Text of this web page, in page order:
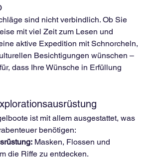
sind nicht verbindlich. Ob Sie
mit viel Zeit zum Lesen und
aktive Expedition mit Schnorcheln,
Besichtigungen wünschen –
dass Ihre Wünsche in Erfüllung
ist mit allem ausgestattet, was
benötigen:
Masken, Flossen und
die Riffe zu entdecken.